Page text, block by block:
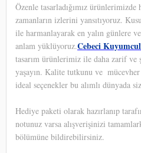
Özenle tasarladığımız
zamanların izlerini yansıtıyoruz.
ile harmanlayarak en yalın günlere
anlam yüklüyoruz.Cebeci
tasarım ürünlerimiz ile daha zarif ve
yaşayın. Kalite tutkunu ve
ideal seçenekler bu alımlı dünyada
Hediye paketi olarak hazırlanıp
notunuz varsa alışverişinizi
bölümüne bildirebilirsiniz.